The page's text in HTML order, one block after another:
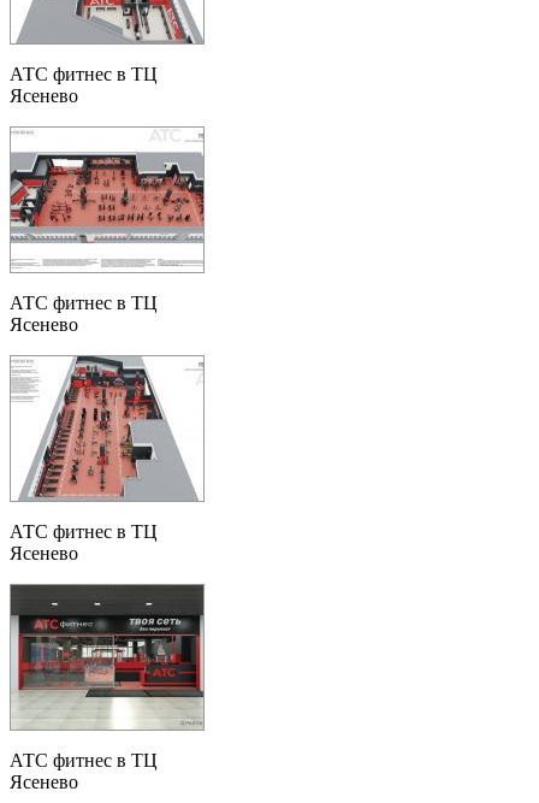
АТС фитнес в ТЦ
Ясенево
АТС фитнес в ТЦ
Ясенево
АТС фитнес в ТЦ
Ясенево
АТС фитнес в ТЦ
Ясенево